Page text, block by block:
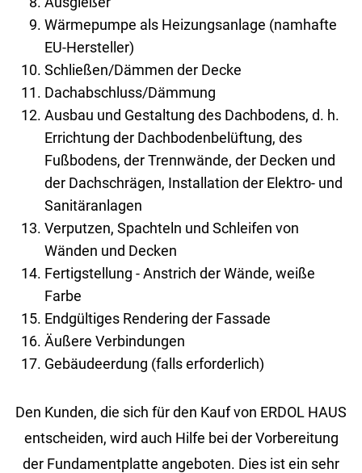
Wärmepumpe als Heizungsanlage (namhafte
EU-Hersteller)
Schließen/Dämmen der Decke
Dachabschluss/Dämmung
Ausbau und Gestaltung des Dachbodens, d. h.
Errichtung der Dachbodenbelüftung, des
Fußbodens, der Trennwände, der Decken und
der Dachschrägen, Installation der Elektro- und
Sanitäranlagen
Verputzen, Spachteln und Schleifen von
Wänden und Decken
Fertigstellung - Anstrich der Wände, weiße
Farbe
Endgültiges Rendering der Fassade
Äußere Verbindungen
Gebäudeerdung (falls erforderlich)
Den Kunden, die sich für den Kauf von ERDOL HAUS
entscheiden, wird auch Hilfe bei der Vorbereitung
der Fundamentplatte angeboten. Dies ist ein sehr